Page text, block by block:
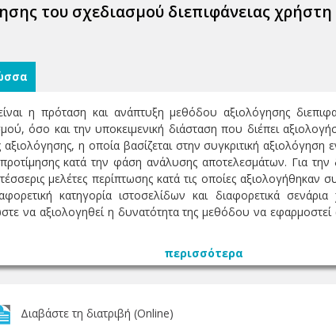
του σχεδιασμού διεπιφάνειας
η πρόταση και ανάπτυξη μεθόδου αξιολόγησης
όσο και την υποκειμενική διάσταση που διέπει
η οποία βασίζεται στην συγκριτική
κατά την φάση ανάλυσης αποτελεσμάτων. Για την
μελέτες περίπτωσης κατά τις οποίες αξιολογήθηκαν
κατηγορία ιστοσελίδων και διαφορετικά
να αξιολογηθεί η δυνατότητα της μεθόδου να εφαρμοστεί
περισσότερα
Διαβάστε τη διατριβή (Online)